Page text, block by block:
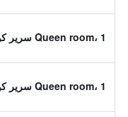
Queen room، 1 سرير كوين
Queen room، 1 سرير كوين